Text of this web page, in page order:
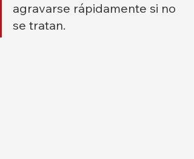
agravarse rápidamente si no
se tratan.